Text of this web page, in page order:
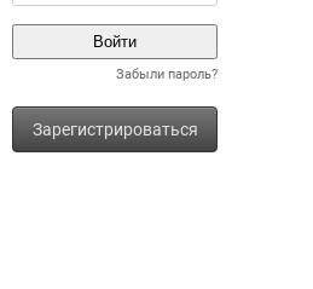
Забыли пароль?
Зарегистрироваться